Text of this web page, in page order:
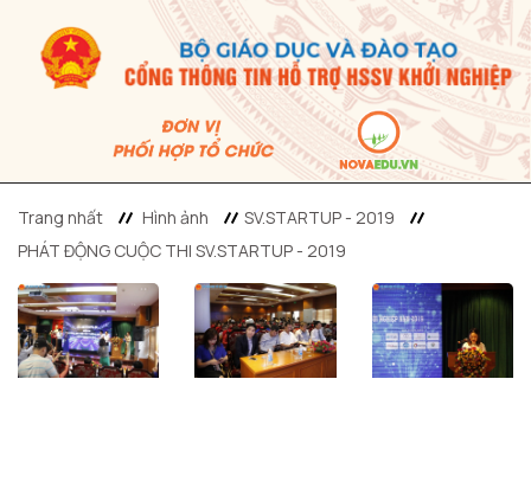
Trang nhất Hình ảnh
SV.STARTUP - 2019
PHÁT ĐỘNG CUỘC THI SV.STARTUP - 2019